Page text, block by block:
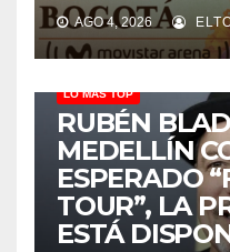
AGO 4, 2026
LO MÁS TOP
RUBÉN
MEDELLÍN
ESPERADO
TOUR”, LA
ESTÁ